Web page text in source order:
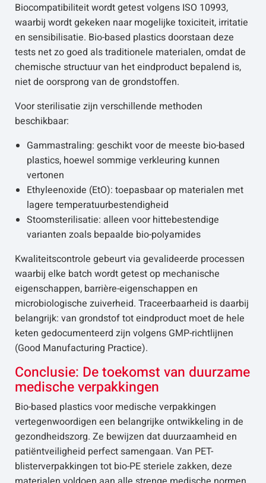
Biocompatibiliteit wordt getest volgens ISO 10993,
waarbij wordt gekeken naar mogelijke toxiciteit, irritatie
en sensibilisatie. Bio-based plastics doorstaan deze
tests net zo goed als traditionele materialen, omdat de
chemische structuur van het eindproduct bepalend is,
niet de oorsprong van de grondstoffen.
Voor sterilisatie zijn verschillende methoden
beschikbaar:
Gammastraling: geschikt voor de meeste bio-based
plastics, hoewel sommige verkleuring kunnen
vertonen
Ethyleenoxide (EtO): toepasbaar op materialen met
lagere temperatuurbestendigheid
Stoomsterilisatie: alleen voor hittebestendige
varianten zoals bepaalde bio-polyamides
Kwaliteitscontrole gebeurt via gevalideerde processen
waarbij elke batch wordt getest op mechanische
eigenschappen, barrière-eigenschappen en
microbiologische zuiverheid. Traceerbaarheid is daarbij
belangrijk: van grondstof tot eindproduct moet de hele
keten gedocumenteerd zijn volgens GMP-richtlijnen
(Good Manufacturing Practice).
Conclusie: De toekomst van duurzame
medische verpakkingen
Bio-based plastics voor medische verpakkingen
vertegenwoordigen een belangrijke ontwikkeling in de
gezondheidszorg. Ze bewijzen dat duurzaamheid en
patiëntveiligheid perfect samengaan. Van PET-
blisterverpakkingen tot bio-PE steriele zakken, deze